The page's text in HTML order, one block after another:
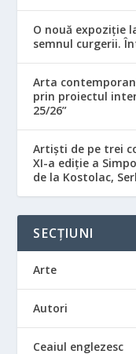
O nouă expoziție
semnul curgerii.
Arta
prin proiectul
25/26”
Artiști de pe trei
XI-a ediție a
de la Kostolac,
SECȚIUNI
Arte
Autori
Ceaiul englezesc